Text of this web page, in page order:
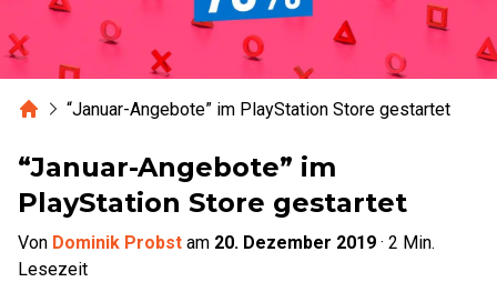
Home“Januar-Angebote” im PlayStation Store gestartet
“Januar-Angebote” im
PlayStation Store gestartet
Von Dominik Probst am 20. Dezember 2019 · 2 Min.
Lesezeit